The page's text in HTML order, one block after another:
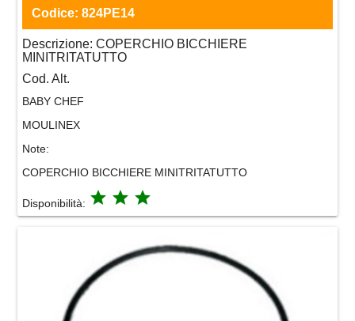
Codice: 824PE14
Descrizione: COPERCHIO BICCHIERE
MINITRITATUTTO
Cod. Alt.
BABY CHEF
MOULINEX
Note:
COPERCHIO BICCHIERE MINITRITATUTTO
Disponibilità: grade grade grade